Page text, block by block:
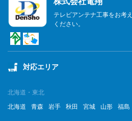
テレビアンテナ工事をお考
ください。
対応エリア
北海道・東北
北海道
青森 岩手 秋田 宮城 山形 福島